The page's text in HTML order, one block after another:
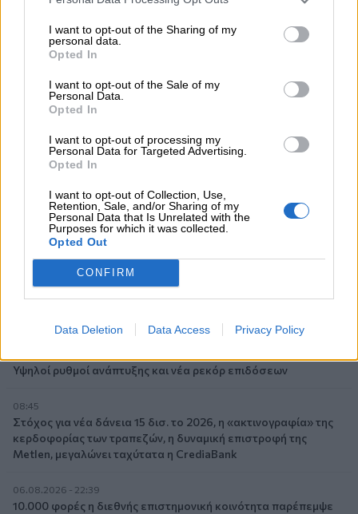
I want to opt-out of the Sharing of my
personal data.
Opted In
I want to opt-out of the Sale of my
Personal Data.
Opted In
I want to opt-out of processing my
Personal Data for Targeted Advertising.
Opted In
I want to opt-out of Collection, Use,
Retention, Sale, and/or Sharing of my
Personal Data that Is Unrelated with the
Purposes for which it was collected.
Opted Out
CONFIRM
Data Deletion Data Access Privacy Policy
Allianz: Ισχυρές επιδόσεις στο α’ εξάμηνο του 2026 – Ο Oliver
«protection gap»
Οι αισθητήρες βλέπουν καλύτερα από τον άνθρωπο. Πάντα;
στα Λειτουργικά και Προσαρμοσμένα Καθαρά Αποτελέσματα
με συμβολή από όλες τις επιχειρηματικές δραστηριότητες
Ομαδικά Ασφαλιστικά προϊόντα Επαγγελματικής
Συνταξιοδότησης: Νέο πεδίο ανάπτυξης για ασφαλιστικές και
ασφαλιστές
Υψηλοί ρυθμοί ανάπτυξης και νέα ρεκόρ επιδόσεων
08:45
Στόχος για νέα δάνεια 15 δισ. το 2026, η «ακτινογραφία» της
κερδοφορίας των τραπεζών, η δυναμική επιστροφή της
Metlen, μεγαλώνει ταχύτατα η CrediaBank
06.08.2026 - 22:39
10.000 φορές η διεθνής επιστημονική κοινότητα παρέπεμψε